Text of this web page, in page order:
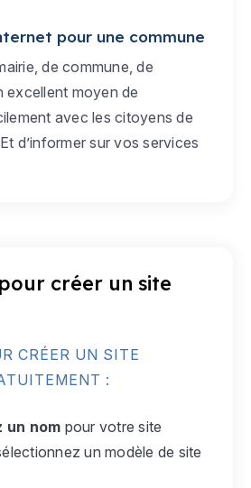
pour une commune
de commune, de
excellent moyen de
avec les citoyens de
d’informer sur vos services
créer un site
CRÉER UN SITE
:
un nom pour votre site
un modèle de site